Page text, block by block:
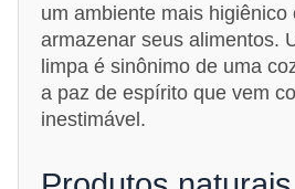
um ambiente mais higiênico
armazenar seus alimentos.
limpa é sinônimo de uma
a paz de espírito que vem
inestimável.